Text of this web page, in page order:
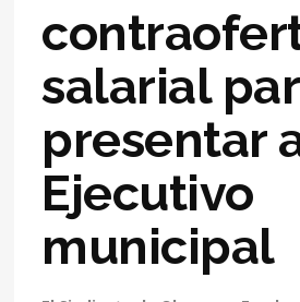
salarial
presentar
Ejecutivo
municipal